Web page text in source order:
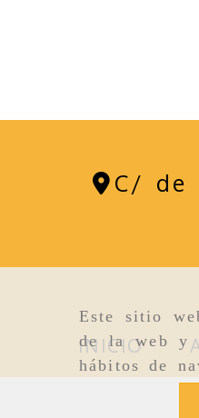
Este sitio
de la web y
hábitos de
C/ de
INICIO